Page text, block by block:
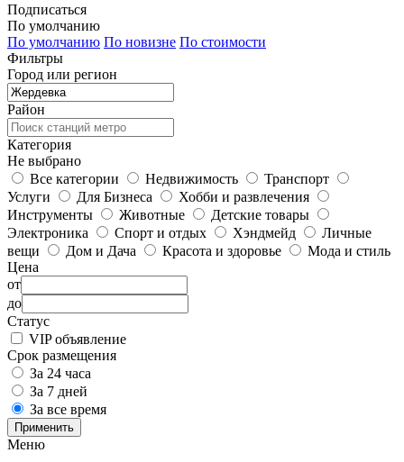
Подписаться
По умолчанию
По умолчанию По новизне По стоимости
Фильтры
Город или регион
Район
Категория
Не выбрано
Все категории
Недвижимость
Транспорт
Услуги
Для Бизнеса
Хобби и развлечения
Инструменты
Животные
Детские товары
Электроника
Спорт и отдых Хэндмейд
Личные
вещи
Дом и Дача Красота и здоровье
Мода и стиль
Цена
от
до
Статус
VIP объявление
Срок размещения
За 24 часа
За 7 дней
За все время
Применить
Меню